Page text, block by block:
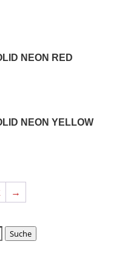
NEON RED
NEON YELLOW
→
Suche